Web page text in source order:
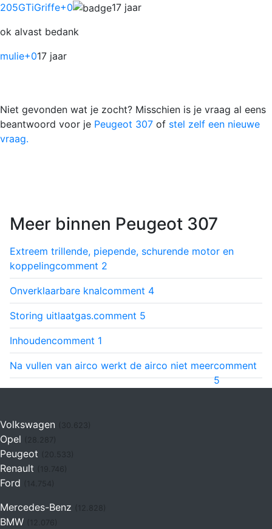
205GTiGriffe+0
17 jaar
ok alvast bedank
mulie+017 jaar
Niet gevonden wat je zocht? Misschien is je vraag al eens
beantwoord voor je Peugeot 307 of stel zelf een nieuwe
vraag.
Meer binnen Peugeot 307
Extreem trillende, piepende, schurende motor en
koppelingcomment 2
Onverklaarbare knalcomment 4
Storing uitlaatgas.comment 5
Inhoudencomment 1
Na vullen van airco werkt de airco niet meercomment
5
Volkswagen (30.623)
Opel
Peugeot
Renault (19.746)
Ford (14.754)
Mercedes-Benz
BMW (12.076)